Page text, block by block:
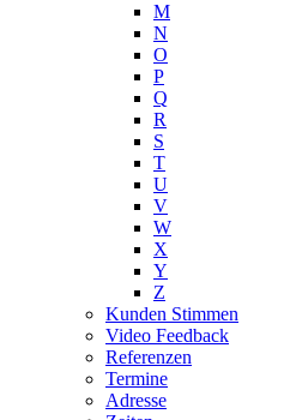
M
N
O
P
Q
R
S
T
U
V
W
X
Y
Z
Kunden Stimmen
Video Feedback
Referenzen
Termine
Adresse